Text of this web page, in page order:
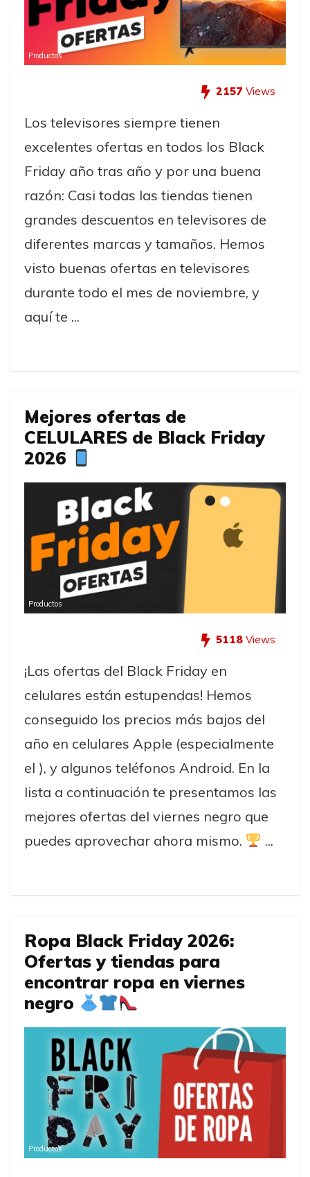
Productos
2157 Views
Los televisores siempre tienen
excelentes ofertas en todos los Black
Friday año tras año y por una buena
razón: Casi todas las tiendas tienen
grandes descuentos en televisores de
diferentes marcas y tamaños. Hemos
visto buenas ofertas en televisores
durante todo el mes de noviembre, y
aquí te ...
Mejores ofertas de
CELULARES de Black Friday
2026
Productos
5118 Views
¡Las ofertas del Black Friday en
celulares están estupendas! Hemos
conseguido los precios más bajos del
año en celulares Apple (especialmente
el ), y algunos teléfonos Android. En la
lista a continuación te presentamos las
mejores ofertas del viernes negro que
puedes aprovechar ahora mismo.
...
Ropa Black Friday 2026:
Ofertas y tiendas para
encontrar ropa en viernes
negro
Productos